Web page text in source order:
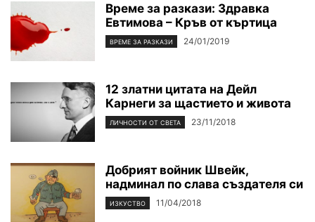
Време за разкази: Здравка
Евтимова – Кръв от къртица
ВРЕМЕ ЗА РАЗКАЗИ 24/01/2019
12 златни цитата на Дейл
Карнеги за щастието и живота
ЛИЧНОСТИ ОТ СВЕТА 23/11/2018
Добрият войник Швейк,
надминал по слава създателя си
ИЗКУСТВО 11/04/2018